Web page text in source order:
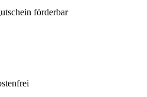
förderbar